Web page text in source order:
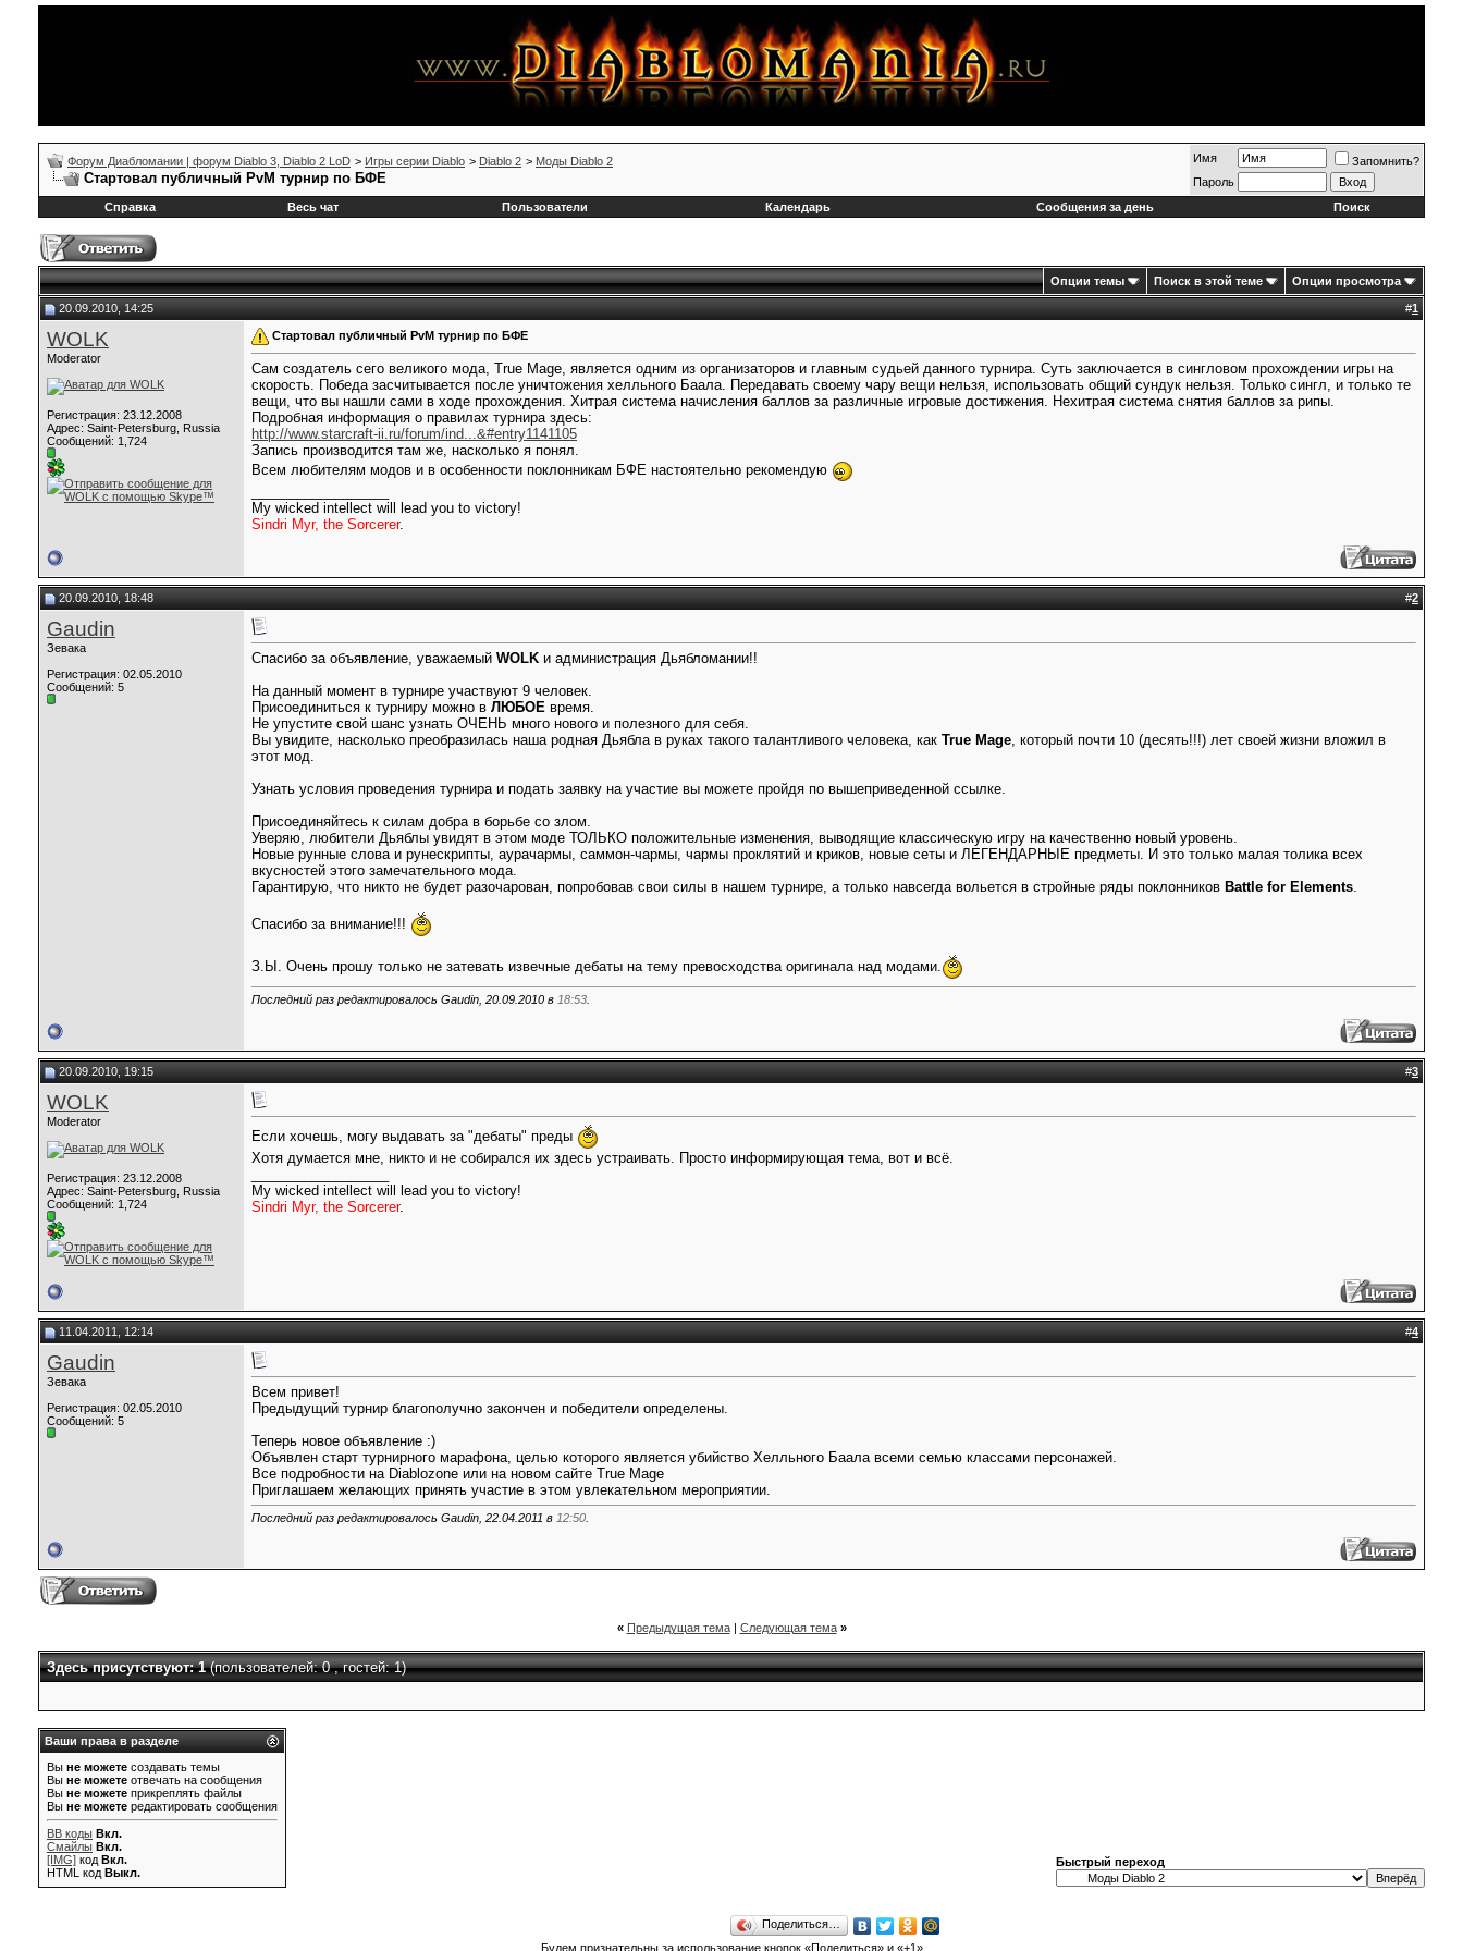
Форум Диабломании | форум Diablo 3, Diablo 2 LoD > Игры серии Diablo > Diablo 2 > Моды Diablo 2
Стартовал публичный PvM турнир по БФЕ
Имя
Запомнить?
Пароль
Справка
Весь чат Пользователи Календарь Сообщения за день Поиск
Опции темы Поиск в этой теме Опции просмотра
20.09.2010, 14:25 #1
WOLK
Moderator
Регистрация: 23.12.2008
Адрес: Saint-Petersburg, Russia
Сообщений: 1,724
Стартовал публичный PvM турнир по БФЕ
Сам создатель сего великого мода, True Mage, является одним из организаторов и главным судьей данного турнира. Суть заключается в сингловом прохождении игры на
скорость. Победа засчитывается после уничтожения хелльного Баала. Передавать своему чару вещи нельзя, использовать общий сундук нельзя. Только сингл, и только те
вещи, что вы нашли сами в ходе прохождения. Хитрая система начисления баллов за различные игровые достижения. Нехитрая система снятия баллов за рипы.
Подробная информация о правилах турнира здесь:
http://www.starcraft-ii.ru/forum/ind...&#entry1141105
Запись производится там же, насколько я понял.
Всем любителям модов и в особенности поклонникам БФЕ настоятельно рекомендую
My wicked intellect will lead you to victory!
Sindri Myr, the Sorcerer.
20.09.2010, 18:48 #2
Gaudin
Зевака
Регистрация: 02.05.2010
Сообщений: 5
Спасибо за объявление, уважаемый WOLK и администрация Дьябломании!!
На данный момент в турнире участвуют 9 человек.
Присоединиться к турниру можно в ЛЮБОЕ время.
Не упустите свой шанс узнать ОЧЕНЬ много нового и полезного для себя.
Вы увидите, насколько преобразилась наша родная Дьябла в руках такого талантливого человека, как True Mage, который почти 10 (десять!!!) лет своей жизни вложил в
этот мод.
Узнать условия проведения турнира и подать заявку на участие вы можете пройдя по вышеприведенной ссылке.
Присоединяйтесь к силам добра в борьбе со злом.
Уверяю, любители Дьяблы увидят в этом моде ТОЛЬКО положительные изменения, выводящие классическую игру на качественно новый уровень.
Новые рунные слова и рунескрипты, аурачармы, саммон-чармы, чармы проклятий и криков, новые сеты и ЛЕГЕНДАРНЫЕ предметы. И это только малая толика всех
вкусностей этого замечательного мода.
Гарантирую, что никто не будет разочарован, попробовав свои силы в нашем турнире, а только навсегда вольется в стройные ряды поклонников Battle for Elements.
Спасибо за внимание!!!
З.Ы. Очень прошу только не затевать извечные дебаты на тему превосходства оригинала над модами.
Последний раз редактировалось Gaudin, 20.09.2010 в 18:53
20.09.2010, 19:15 #3
WOLK
Moderator
Регистрация: 23.12.2008
Адрес: Saint-Petersburg, Russia
Сообщений: 1,724
Если хочешь, могу выдавать за "дебаты" преды
Хотя думается мне, никто и не собирался их здесь устраивать. Просто информирующая тема, вот и всё.
My wicked intellect will lead you to victory!
Sindri Myr, the Sorcerer.
11.04.2011, 12:14 #4
Gaudin
Зевака
Регистрация: 02.05.2010
Сообщений: 5
Всем привет!
Предыдущий турнир благополучно закончен и победители определены.
Теперь новое объявление :)
Объявлен старт турнирного марафона, целью которого является убийство Хелльного Баала всеми семью классами персонажей.
Все подробности на Diablozone или на новом сайте True Mage
Приглашаем желающих принять участие в этом увлекательном мероприятии.
Последний раз редактировалось Gaudin, 22.04.2011 в 12:50
« Предыдущая тема| Следующая тема »
Здесь присутствуют: 1(пользователей: 0 , гостей: 1)
Ваши права в разделе
Вы не можете создавать темы
Вы не можете отвечать на сообщения
Вы не можете прикреплять файлы
Вы не можете редактировать сообщения
BB коды Вкл.
Смайлы Вкл.
[IMG] код Вкл.
HTML код Выкл.
Быстрый переход
Поделиться…
Будем признательны за использование кнопок «Поделиться» и «+1»